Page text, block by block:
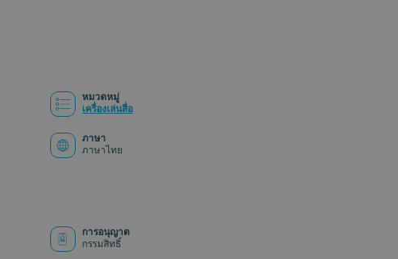
หมวดหมู่
เครื่องเล่นสื่อ
ภาษา
ภาษาไทย
การอนุญาต
กรรมสิทธิ์